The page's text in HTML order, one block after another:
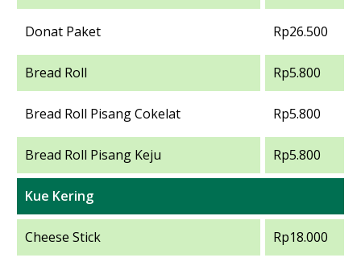
Donat Paket Rp26.500
Bread Roll Rp5.800
Bread Roll Pisang Cokelat Rp5.800
Bread Roll Pisang Keju Rp5.800
Kue Kering
Cheese Stick Rp18.000